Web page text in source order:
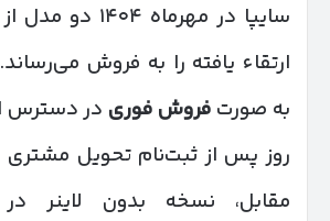
ارتقاء یافته را به فروش
به صورت فروش فوری
روز پس از ثبت‌نام تحویل
مقابل، نسخه بدون لاینر